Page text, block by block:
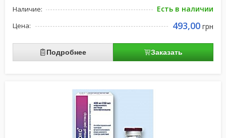
Наличие: Есть в наличии
Цена: 493,00 грн
Подробнее Заказать